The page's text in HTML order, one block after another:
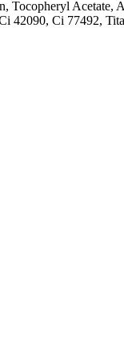
Tocopheryl
42090, Ci 77492,